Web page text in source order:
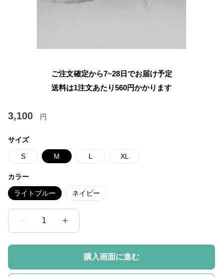
ご注文確定から7~28日でお届け予定
送料は1注文あたり560円かかります
3,100 円
サイズ
S M L XL
カラー
ライトブルー ネイビー
1
購入画面に進む